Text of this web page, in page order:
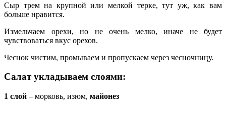
Сыр трем на крупной или мелкой терке, тут уж, как вам
больше нравится.
Измельчаем орехи, но не очень мелко, иначе не будет
чувствоваться вкус орехов.
Чеснок чистим, промываем и пропускаем через чесночницу.
Салат укладываем слоями:
1 слой – морковь, изюм, майонез